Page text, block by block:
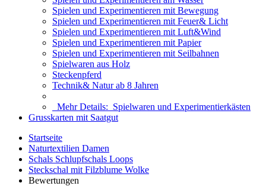
Spielen und Experimentieren mit Bewegung
Spielen und Experimentieren mit Feuer& Licht
Spielen und Experimentieren mit Luft&Wind
Spielen und Experimentieren mit Papier
Spielen und Experimentieren mit Seilbahnen
Spielwaren aus Holz
Steckenpferd
Technik& Natur ab 8 Jahren
Mehr Details: Spielwaren und Experimentierkästen
Grusskarten mit Saatgut
Startseite
Naturtextilien Damen
Schals Schlupfschals Loops
Steckschal mit Filzblume Wolke
Bewertungen